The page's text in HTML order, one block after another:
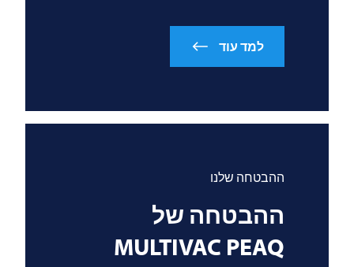
למד עוד
ההבטחה שלנו
ההבטחה של
MULTIVAC PEAQ